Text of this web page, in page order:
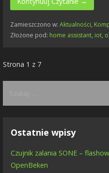
Zamieszczono w: Aktualności,
Złożone pod: home assistant, iot,
Wpis
nawigacja
Strona 1 z 7
Ostatnie wpisy
Czujnik zalania SONE –
OpenBeken